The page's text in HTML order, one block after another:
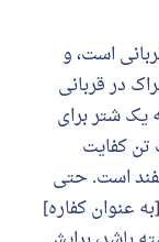
است، و
در قربانی
یک شتر برای
کفایت
است. حتی
عنوان کفاره]
زندگی زناشویی
و جواب» را
پاداش انجام